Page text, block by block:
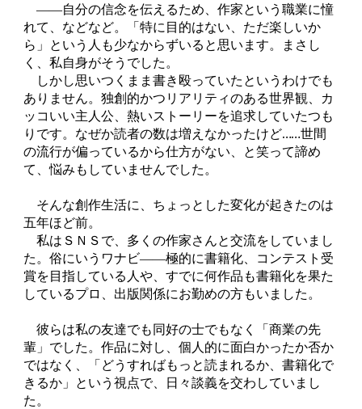
――自分の信念を伝えるため、作家という職業に憧
れて、などなど。「特に目的はない、ただ楽しいか
ら」という人も少なからずいると思います。まさし
く、私自身がそうでした。
しかし思いつくまま書き殴っていたというわけでも
ありません。独創的かつリアリティのある世界観、カ
ッコいい主人公、熱いストーリーを追求していたつも
りです。なぜか読者の数は増えなかったけど……世間
の流行が偏っているから仕方がない、と笑って諦め
て、悩みもしていませんでした。
そんな創作生活に、ちょっとした変化が起きたのは
五年ほど前。
私はＳＮＳで、多くの作家さんと交流をしていまし
た。俗にいうワナビ――極的に書籍化、コンテスト受
賞を目指している人や、すでに何作品も書籍化を果た
しているプロ、出版関係にお勤めの方もいました。
彼らは私の友達でも同好の士でもなく「商業の先
輩」でした。作品に対し、個人的に面白かったか否か
ではなく、「どうすればもっと読まれるか、書籍化で
きるか」という視点で、日々談義を交わしていまし
た。